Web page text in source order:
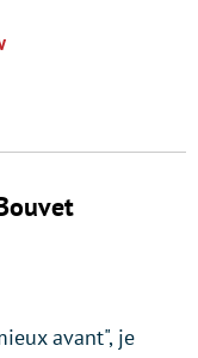
avant", je